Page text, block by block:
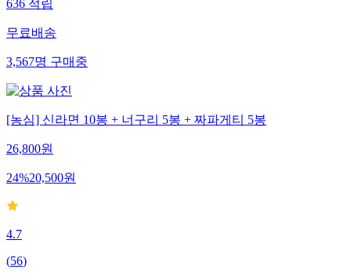
636적립
무료배송
3,567명구매중
[농심] 신라면 10봉 + 너구리 5봉 + 짜파게티 5봉
26,800원
24%20,500원
4.7
(56)